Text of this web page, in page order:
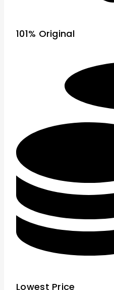
101% Original
Lowest Price